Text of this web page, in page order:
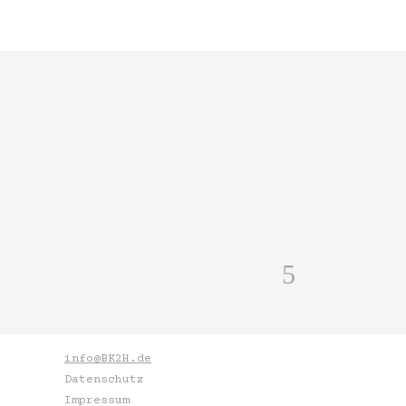
info@BK2H.de
Datenschutz
Impressum